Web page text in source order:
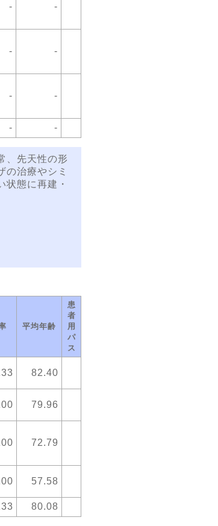
- -
- -
- -
- -
、先天性の形
の治療やシミ
状態に再建・
平均年齢
患
者
用
パ
ス
82.40
79.96
72.79
57.58
80.08